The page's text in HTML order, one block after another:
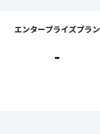
エンタープライズプラン
-